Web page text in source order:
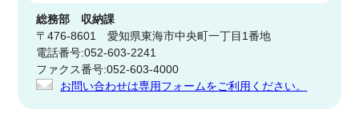
総務部 収納課
〒476-8601 愛知県東海市中央町一丁目1番地
電話番号:052-603-2241
ファクス番号:052-603-4000
お問い合わせは専用フォームをご利用ください。